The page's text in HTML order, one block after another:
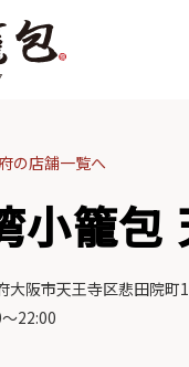
の店舗一覧へ
小籠包
大阪市天王寺区悲田院町
～22:00